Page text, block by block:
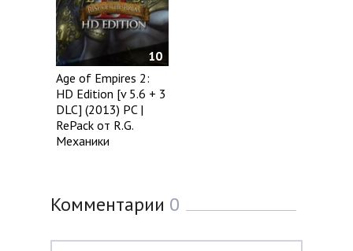
10
Age of Empires 2:
HD Edition [v 5.6 + 3
DLC] (2013) PC |
RePack от R.G.
Механики
Комментарии 0